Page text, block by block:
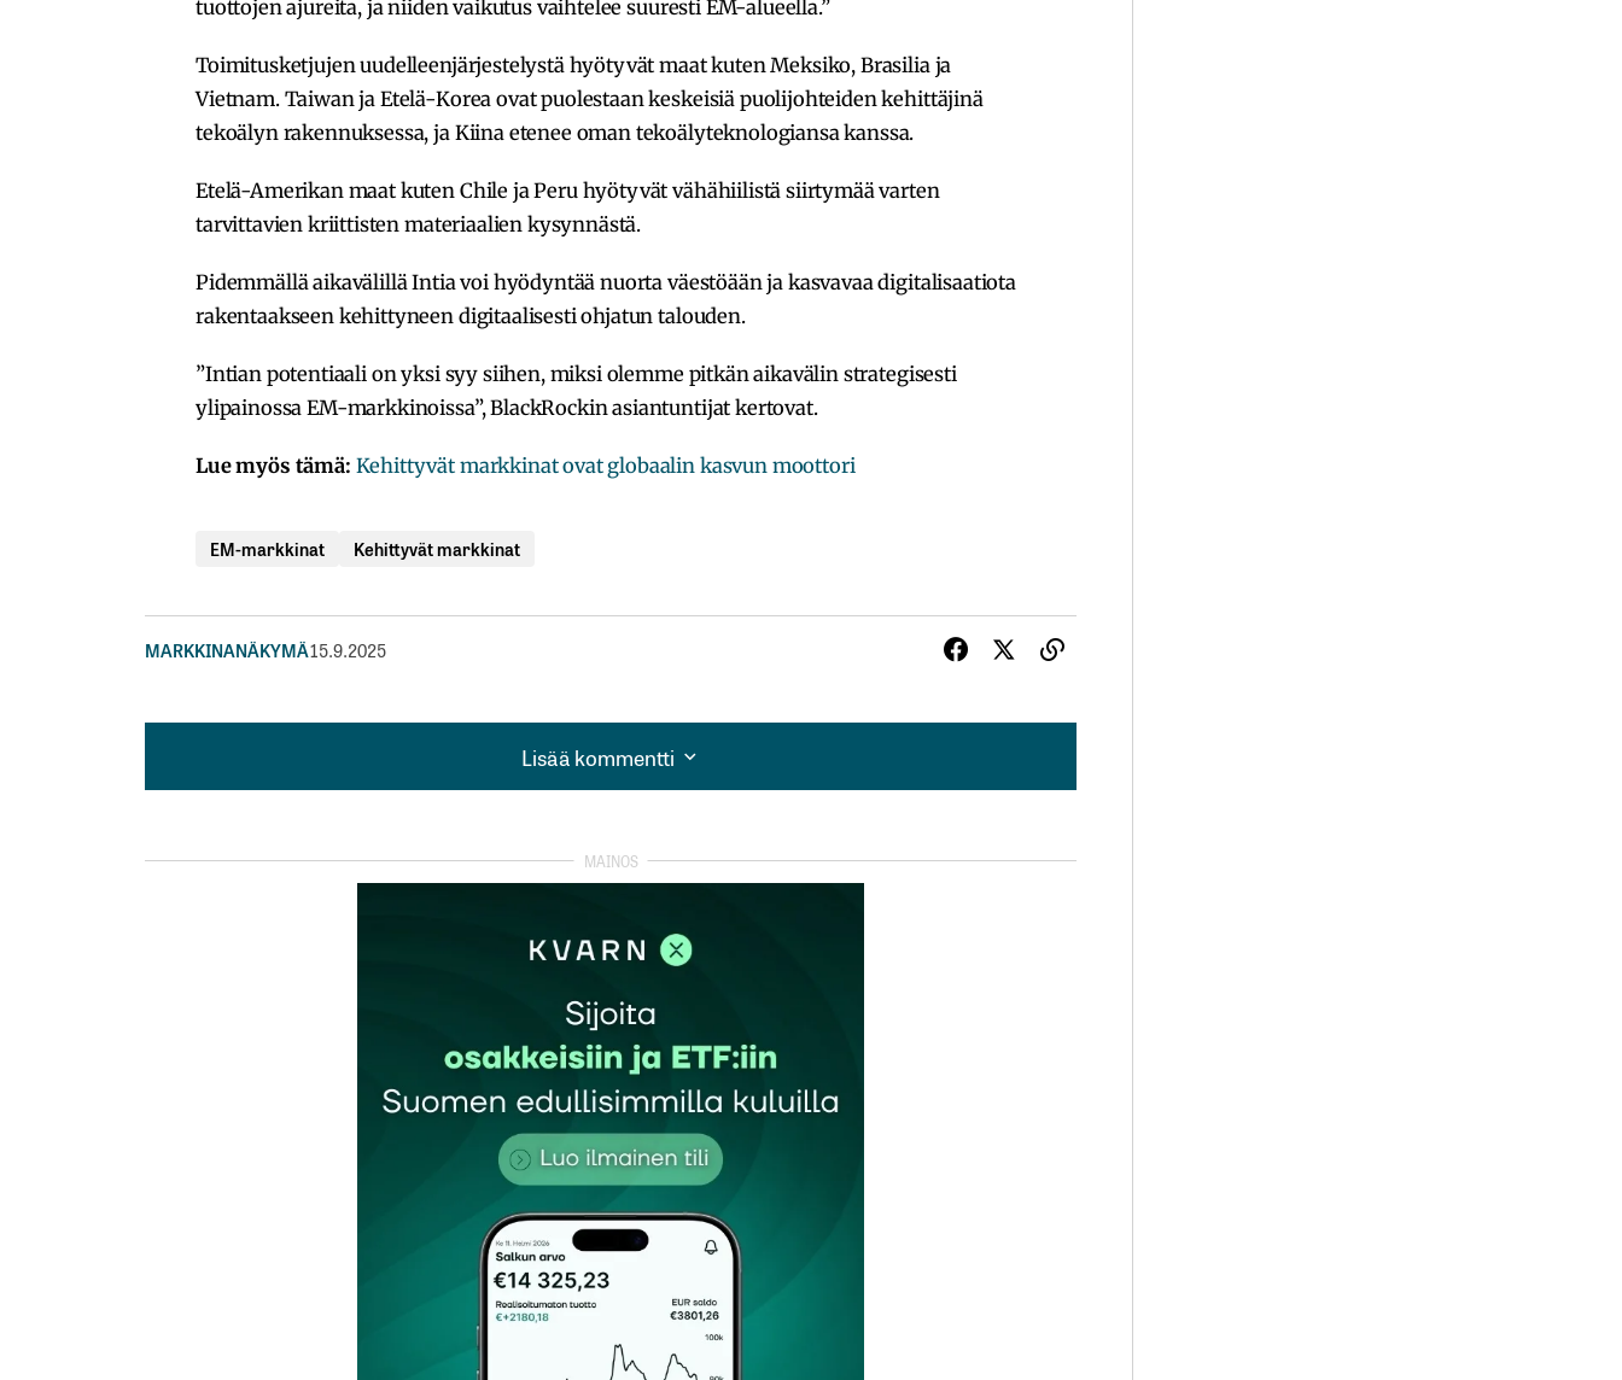
tuottojen ajureita, ja niiden vaikutus vaihtelee suuresti EM-alueella.”
Toimitusketjujen uudelleenjärjestelystä hyötyvät maat kuten Meksiko, Brasilia ja
Vietnam. Taiwan ja Etelä-Korea ovat puolestaan keskeisiä puolijohteiden kehittäjinä
tekoälyn rakennuksessa, ja Kiina etenee oman tekoälyteknologiansa kanssa.
Etelä-Amerikan maat kuten Chile ja Peru hyötyvät vähähiilistä siirtymää varten
tarvittavien kriittisten materiaalien kysynnästä.
Pidemmällä aikavälillä Intia voi hyödyntää nuorta väestöään ja kasvavaa digitalisaatiota
rakentaakseen kehittyneen digitaalisesti ohjatun talouden.
”Intian potentiaali on yksi syy siihen, miksi olemme pitkän aikavälin strategisesti
ylipainossa EM-markkinoissa”, BlackRockin asiantuntijat kertovat.
Lue myös tämä: Kehittyvät markkinat ovat globaalin kasvun moottori
EM-markkinat Kehittyvät markkinat
MARKKINANÄKYMÄ15.9.2025
Lisää kommentti
Lisää kommentti
Pakolliset kentät on merkitty
Sähköpostiosoitteesi